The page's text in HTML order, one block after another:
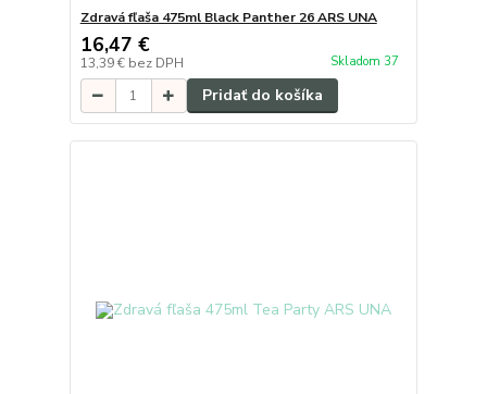
Zdravá fľaša 475ml Black Panther 26 ARS UNA
16,47 €
13,39 € bez DPH Skladom 37
Pridať do košíka